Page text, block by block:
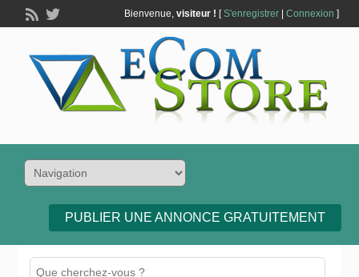
Bienvenue, visiteur ! [S'enregistrer| Connexion ]
PUBLIER UNE ANNONCE GRATUITEMENT